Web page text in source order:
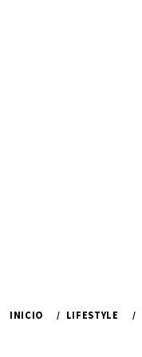
INICIO LIFESTYLE